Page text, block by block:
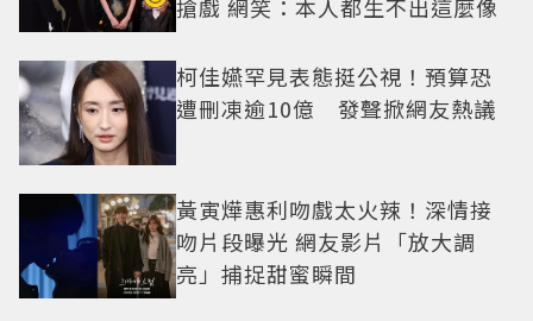
搶戲 網笑：本人都生不出這麼像
柯佳嬿罕見表態挺公視！預算恐
遭刪凍逾10億 發聲掀網友熱議
黃寅燁惠利吻戲太火辣！深情接
吻片段曝光 網友影片「放大調
亮」捕捉甜蜜瞬間